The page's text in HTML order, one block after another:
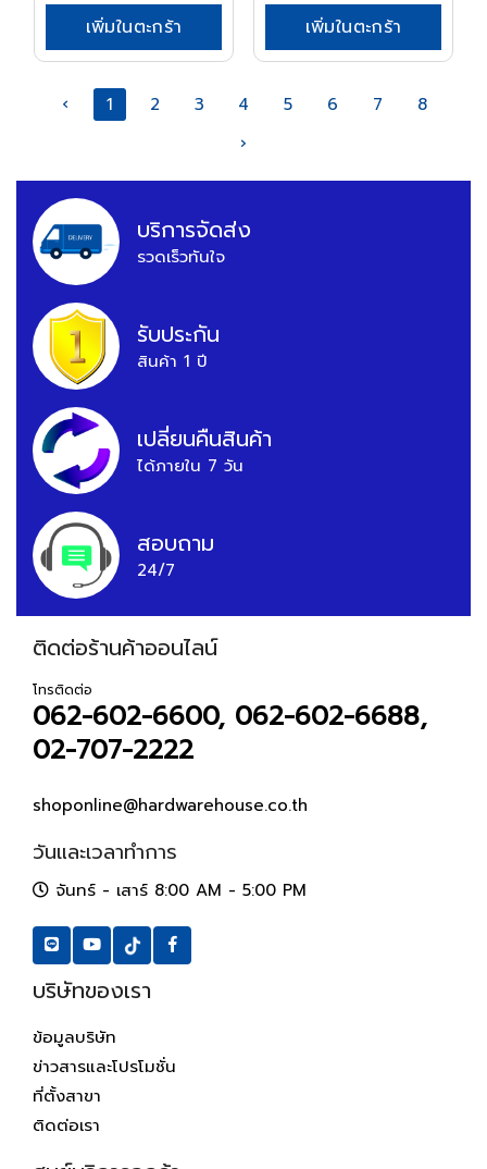
เพิ่มในตะกร้า เพิ่มในตะกร้า
‹ 1 2 3 4 5 6 7
8
›
บริการจัดส่ง
รวดเร็วทันใจ
รับประกัน
สินค้า 1 ปี
เปลี่ยนคืนสินค้า
ได้ภายใน 7 วัน
สอบถาม
24/7
ติดต่อร้านค้าออนไลน์
โทรติดต่อ
062-602-6600, 062-602-6688,
02-707-2222
shoponline@hardwarehouse.co.th
วันและเวลาทำการ
จันทร์ - เสาร์ 8:00 AM - 5:00 PM
บริษัทของเรา
ข้อมูลบริษัท
ข่าวสารและโปรโมชั่น
ที่ตั้งสาขา
ติดต่อเรา